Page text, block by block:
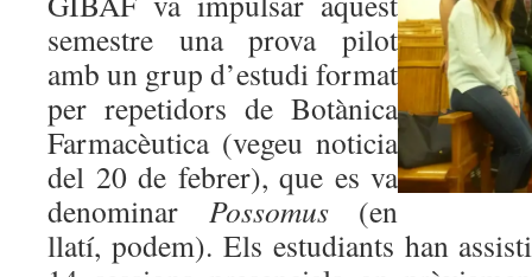
semestre una prova pilot
amb un grup d’estudi format
per repetidors de Botànica
Farmacèutica (vegeu noticia
del 20 de febrer), que es va
denominar Possomus(en
llatí, podem). Els estudiants han